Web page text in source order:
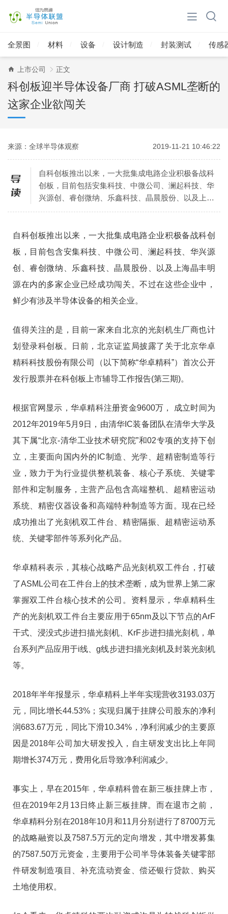
全景图 材料 设备 设计制造 封装测试 传感
上市公司 正文
科创板迎半导体设备厂商 打破ASML垄断的
这家企业欲闯关
来源：全球半导体观察 2019-11-21 10:46:22
自科创板推出以来，一大批集成电路企业积极备战科
创板，目前包括安集科技、中微公司、澜起科技、华
兴源创、睿创微纳、乐鑫科技、晶晨股份、以及上海
晶丰明源在内的多家企业已
自科创板推出以来，一大批集成电路企业积极备战科创
板，目前包含安集科技、中微公司、澜起科技、华兴源
创、睿创微纳、乐鑫科技、晶晨股份、以及上海晶丰明
源在内的多家企业已经成功闯关。不过在这些企业中，
鲜少有涉及半导体设备的相关企业。
值得关注的是，目前一家来自北京的光刻机生厂商也计
划登录科创板。日前，北京证监局披露了关于北京华卓
精科科技股份有限公司（以下简称“华卓精科”）首次公开
发行股票并在科创板上市辅导工作报告(第三期)。
根据官网显示，华卓精科注册资金9600万， 成立时间为
2012年2019年5月9日，由清华IC装备团队在清华大学及
其下属“北京-清华工业技术研究院”和02专项的支持下创
立，主要面向国内外的IC制造、光学、超精密制造等行
业，致力于为行业提供整机装备、核心子系统、关键零
部件和定制服务，主营产品包含高端整机、超精密运动
系统、精密仪器设备和高端特种制造等方面。现在已经
成功推出了光刻机双工件台、精密隔振、超精密运动系
统、关键零部件等系列化产品。
华卓精科表示，其核心战略产品光刻机双工件台，打破
了ASML公司在工件台上的技术垄断，成为世界上第二家
掌握双工件台核心技术的公司。资料显示，华卓精科生
产的光刻机双工件台主要应用于65nm及以下节点的ArF
干式、浸没式步进扫描光刻机、KrF步进扫描光刻机，单
台系列产品应用于i线、g线步进扫描光刻机及封装光刻机
等。
2018年半年报显示，华卓精科上半年实现营收3193.03万
元，同比增长44.53%；实现归属于挂牌公司股东的净利
润683.67万元，同比下滑10.34%，净利润减少的主要原
因是2018年公司加大研发投入，自主研发支出比上年同
期增长374万元，费用化后导致净利润减少。
事实上，早在2015年，华卓精科曾在新三板挂牌上市，
但在2019年2月13日终止新三板挂牌。而在退市之前，
华卓精科分别在2018年10月和11月分别进行了8700万元
的战略融资以及7587.5万元的定向增发，其中增发募集
的7587.50万元资金，主要用于公司半导体装备关键零部
件研发制造项目、补充流动资金、偿还银行贷款、购买
土地使用权。